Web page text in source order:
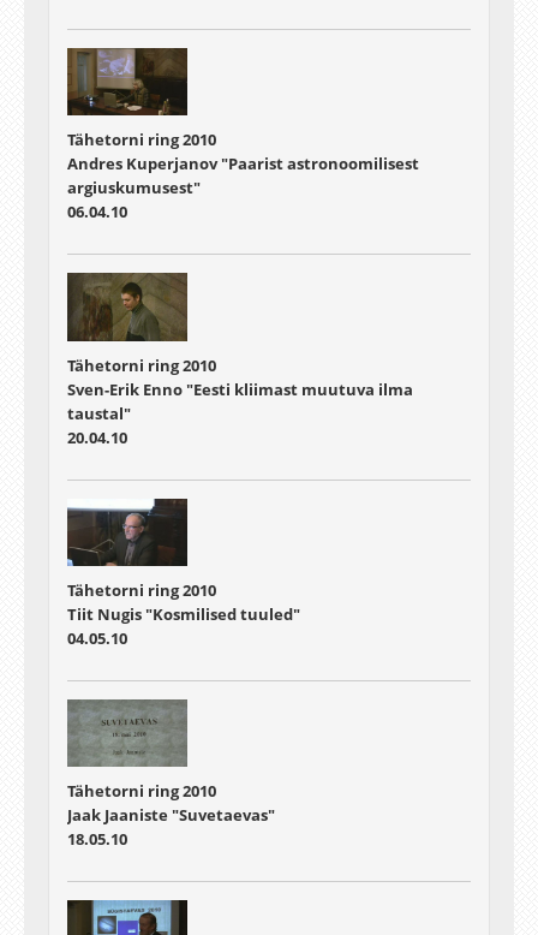
Tähetorni ring 2010
Andres Kuperjanov "Paarist astronoomilisest
argiuskumusest"
06.04.10
Tähetorni ring 2010
Sven-Erik Enno "Eesti kliimast muutuva ilma
taustal"
20.04.10
Tähetorni ring 2010
Tiit Nugis "Kosmilised tuuled"
04.05.10
Tähetorni ring 2010
Jaak Jaaniste "Suvetaevas"
18.05.10